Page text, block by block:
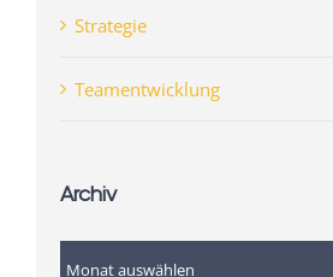
Strategie
Teamentwicklung
Archiv
Archiv